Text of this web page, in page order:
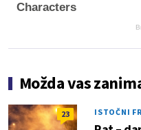
Characters
Možda vas
23 ISTOČNI